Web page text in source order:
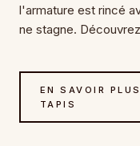
l'armature est rincé
ne stagne.
EN SAVOIR
TAPIS